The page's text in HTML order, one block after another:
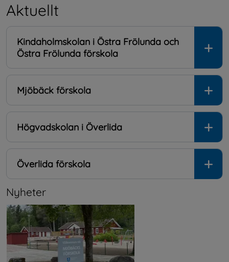
Aktuellt
Kindaholmskolan i Östra Frölunda och
Östra Frölunda förskola
Mjöbäck förskola
Högvadskolan i Överlida
Överlida förskola
Nyheter